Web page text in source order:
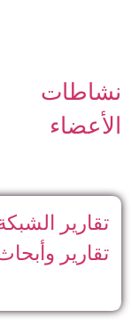
نشاطات
الأعضاء
تقارير
تقارير